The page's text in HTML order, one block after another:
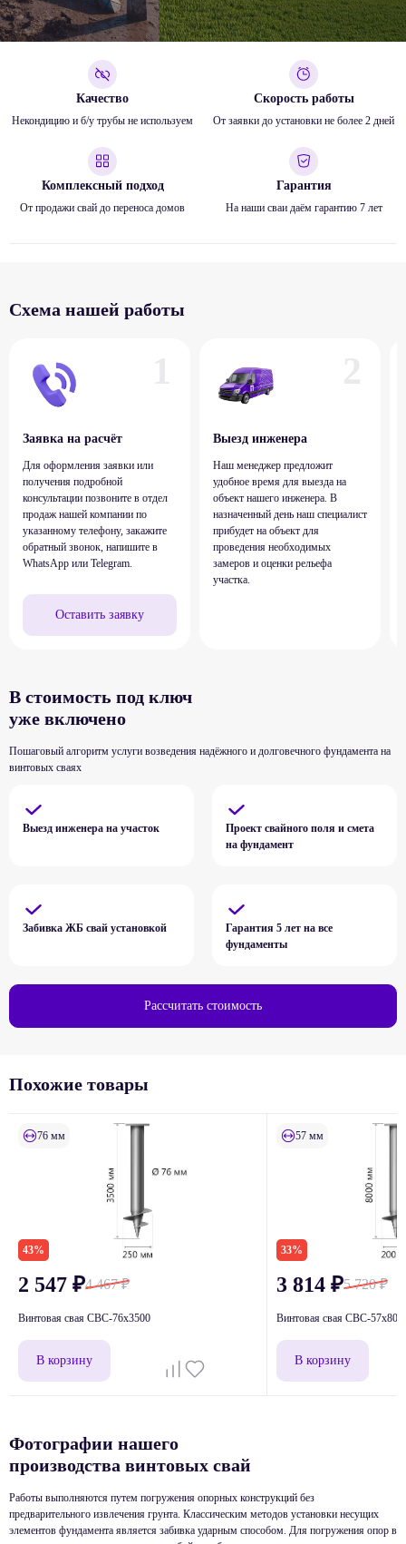
Качество
Некондицию и б/у трубы не используем
Скорость работы
От заявки до установки не более 2 дней
Комплексный подход
От продажи свай до переноса домов
Гарантия
На наши сваи даём гарантию 7 лет
Схема нашей работы
Заявка на расчёт
Для оформления заявки или
получения подробной
консультации позвоните в отдел
продаж нашей компании по
указанному телефону, закажите
обратный звонок, напишите в
WhatsApp или Telegram.
Оставить заявку
Выезд инженера
Наш менеджер предложит
удобное время для выезда на
объект нашего инженера. В
назначенный день наш специалист
прибудет на объект для
проведения необходимых
замеров и оценки рельефа
участка.
В стоимость под ключ
уже включено
Пошаговый алгоритм услуги возведения надёжного и долговечного фундамента на
винтовых сваях
Выезд инженера на участок
Проект свайного поля и смета
на фундамент
Забивка ЖБ свай установкой
Гарантия 5 лет на все
фундаменты
Рассчитать стоимость
Похожие товары
76 мм
43%
4 467₽
2 547 ₽
Винтовая свая СВС-76x3500
В корзину
57 мм
33%
5 720₽
3 814₽
Винтовая свая СВС-
В корзину
Фотографии нашего
производства винтовых свай
Работы выполняются путем погружения опорных конструкций без
предварительного извлечения грунта. Классическим методов установки несущих
элементов фундамента является забивка ударным способом. Для погружения опор в